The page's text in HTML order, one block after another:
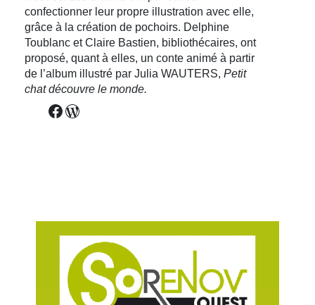
confectionner leur propre illustration avec elle,
grâce à la création de pochoirs. Delphine
Toublanc et Claire Bastien, bibliothécaires, ont
proposé, quant à elles, un conte animé à partir
de l’album illustré par Julia WAUTERS, Petit
chat découvre le monde.
Facebook
WordPress